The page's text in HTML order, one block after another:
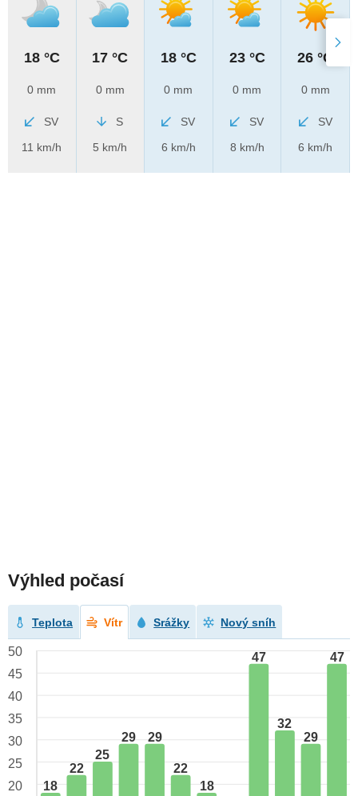
18 °C
0 mm
SV
11 km/h
17 °C
0 mm
S
5 km/h
18 °C
0 mm
SV
6 km/h
23 °C
0 mm
SV
8 km/h
26 °C
0 mm
SV
6 km/h
Výhled počasí
Teplota Vítr Srážky Nový sníh
18
22
25
29 29
22
18
47
32
29
47
50
45
40
35
30
25
20